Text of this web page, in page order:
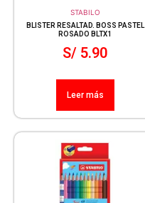
STABILO
BLISTER RESALTAD. BOSS PASTEL
ROSADO BLTX1
S/ 5.90
Leer más